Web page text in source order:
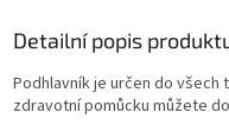
Detailní popis
Podhlavník je určen do
zdravotní pomůcku můžete